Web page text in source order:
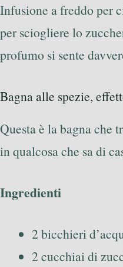
Infusione a freddo per
per sciogliere lo
profumo si sente
Bagna alle spezie,
Questa è la bagna che
in qualcosa che sa di
Ingredienti
2 bicchieri
2 cucchiai di